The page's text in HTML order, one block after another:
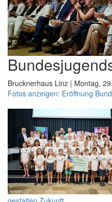
Brucknerhaus Linz | Montag,
Fotos anzeigen: Eröffnung